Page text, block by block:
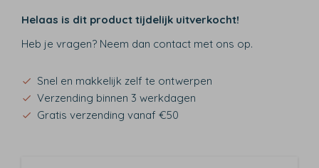
Helaas is dit product tijdelijk uitverkocht!
Heb je vragen? Neem dan contact met ons op.
Snel en makkelijk zelf te ontwerpen
Verzending binnen 3 werkdagen
Gratis verzending vanaf €50